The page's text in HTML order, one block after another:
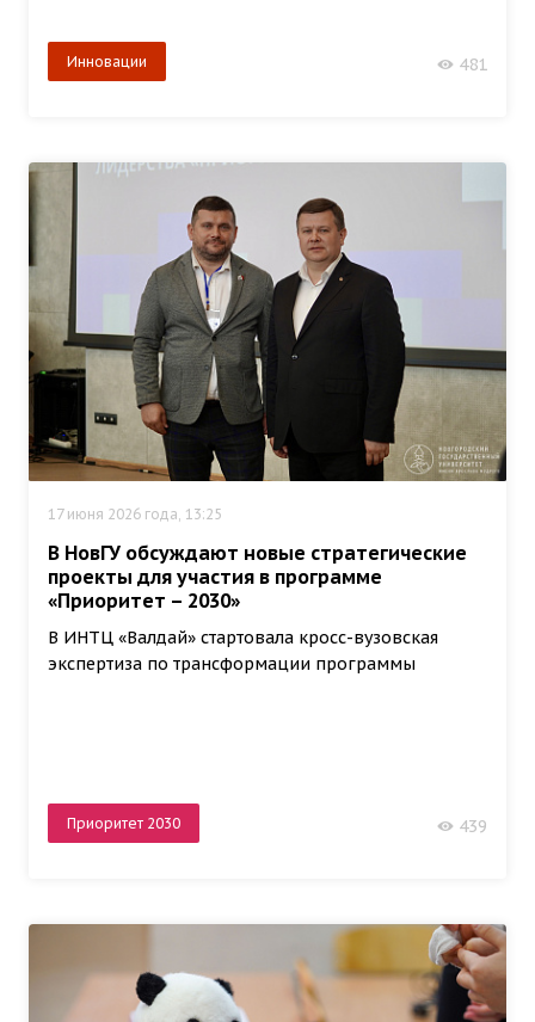
Инновации 481
17 июня 2026 года, 13:25
В НовГУ обсуждают новые стратегические
проекты для участия в программе
«Приоритет – 2030»
В ИНТЦ «Валдай» стартовала кросс-вузовская
экспертиза по трансформации программы
Приоритет 2030 439